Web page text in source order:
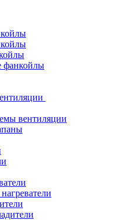
фанкойлы
вентиляции